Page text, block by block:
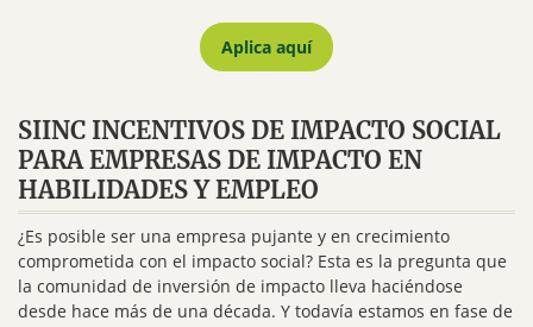
Aplica aquí
SIINC INCENTIVOS DE IMPACTO SOCIAL
PARA EMPRESAS DE IMPACTO EN
HABILIDADES Y EMPLEO
¿Es posible ser una empresa pujante y en crecimiento
comprometida con el impacto social? Esta es la pregunta que
la comunidad de inversión de impacto lleva haciéndose
desde hace más de una década. Y todavía estamos en fase de